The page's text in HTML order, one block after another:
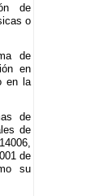
de
o
de
en
en la
de
de
de
su